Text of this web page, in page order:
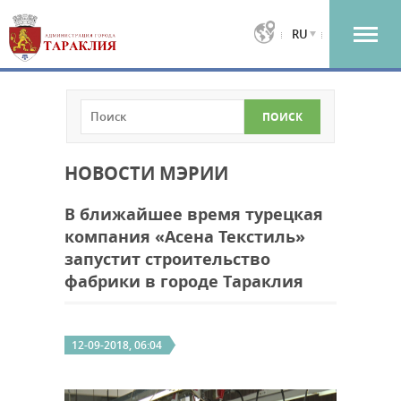
RU
НОВОСТИ МЭРИИ
В ближайшее время турецкая
компания «Асена Текстиль»
запустит строительство
фабрики в городе Тараклия
12-09-2018, 06:04